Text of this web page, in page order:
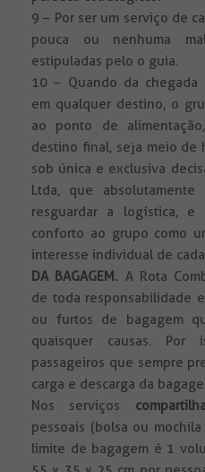
9 – Por ser um serviço de
pouca ou nenhuma
estipuladas pelo o guia.
10 – Quando da chegada
em qualquer destino, o
ao ponto de
destino final, seja meio de
sob única e exclusiva
Ltda, que
resguardar a logística, e
conforto ao grupo como
interesse individual de
DA BAGAGEM. A Rota
de toda responsabilidade
ou furtos de bagagem
quaisquer causas. Por
passageiros que sempre
carga e descarga da
Nos serviços
pessoais (bolsa ou
limite de bagagem é 1